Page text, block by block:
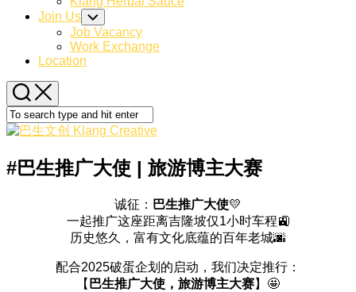
Join Us Toggle
Child
Menu
Job Vacancy
Work Exchange
Location
#巴生推广大使 | 旅游博主大赛
诚征： 巴生推广大使💛
一起推广这座距离吉隆坡仅1小时车程🚉
历史悠久，富有文化底蕴的百年老城🌆
配合2025破蛋企划的启动，我们决定推行：
【 巴生推广大使，旅游博主大赛】🤩